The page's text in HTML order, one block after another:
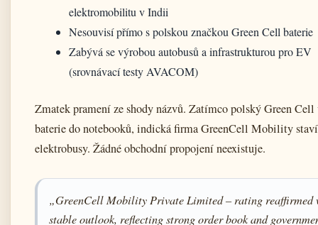
elektromobilitu v Indii
Nesouvisí přímo s polskou značkou Green Cell baterie
Zabývá se výrobou autobusů a infrastrukturou pro EV
(srovnávací testy AVACOM)
Zmatek pramení ze shody názvů. Zatímco polský Green
baterie do notebooků, indická firma GreenCell Mobility staví
elektrobusy. Žádné obchodní propojení neexistuje.
„GreenCell Mobility Private Limited – rating reaffirmed
stable outlook, reflecting strong order book and